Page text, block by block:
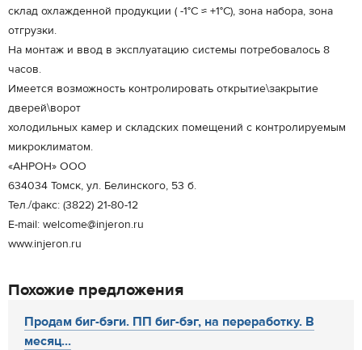
склад охлажденной продукции ( -1°С ≈ +1°С), зона набора, зона
отгрузки.
На монтаж и ввод в эксплуатацию системы потребовалось 8
часов.
Имеется возможность контролировать открытие\закрытие
дверей\ворот
холодильных камер и складских помещений с контролируемым
микроклиматом.
«АНРОН» ООО
634034 Томск, ул. Белинского, 53 б.
Тел./факс: (3822) 21-80-12
E-mail: welcome@injeron.ru
www.injeron.ru
Похожие предложения
Продам биг-бэги. ПП биг-бэг, на переработку. В
месяц...